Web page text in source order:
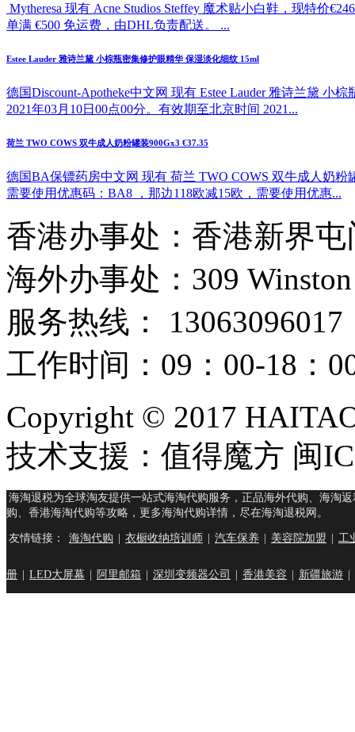
Mytheresa 现有 Acne Studios Steffey 魔术贴小白鞋，现特价
单满 €500 免运费，由DHL负责配送。 ...
Estee Lauder 雅诗兰黛 小棕瓶密集修护眼精华 保湿淡化细纹 15ml
德国Discount-Apotheke中文网 现有 Estee Lauder 雅诗兰黛 小
2021年03月10日00点00分。有效期至北京时间 2021...
荷兰 TWO COWS 双牛成人奶粉罐装900Gx3 €37.35
德国BA保镖药房中文网 现有 荷兰 TWO COWS 双牛成人奶
需要使用优惠码：BA8 ，那边118欧减15欧，需要使用优惠...
香港办事处：香港新界
海外办事处：309
服务热线： 13063096017
工作时间：09：00-18：
Copyright © 2017
技术支援：值得魔方 闽
海淘退税为全球淘友提供一站式海淘代购服务，正品海外代购、海淘
购、香港海淘代购等攻略，更多海淘代购详情，尽在海淘退税网。
友情链接： 海淘代购 衣橱收纳培训师 汽车保养 美容院加盟 工
册 LED大屏幕 阿里邮箱 深圳变频器公司 香港美容 新疆旅游